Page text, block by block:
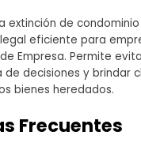
extinción de
eficiente para
Empresa. Permite
de decisiones y brindar
bienes heredados.
Frecuentes